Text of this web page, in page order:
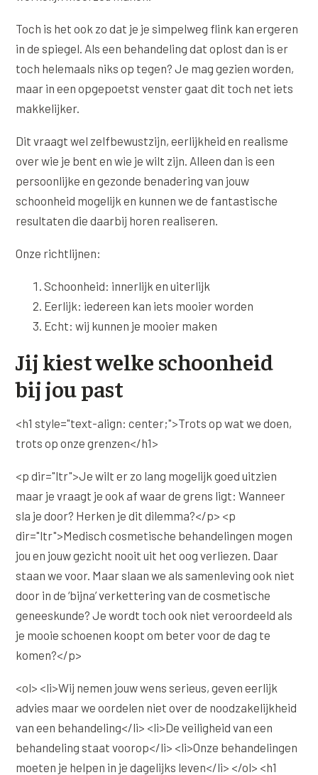
Toch is het ook zo dat je je simpelweg flink kan ergeren
in de spiegel. Als een behandeling dat oplost dan is er
toch helemaals niks op tegen? Je mag gezien worden,
maar in een opgepoetst venster gaat dit toch net iets
makkelijker.
Dit vraagt wel zelfbewustzijn, eerlijkheid en realisme
over wie je bent en wie je wilt zijn. Alleen dan is een
persoonlijke en gezonde benadering van jouw
schoonheid mogelijk en kunnen we de fantastische
resultaten die daarbij horen realiseren.
Onze richtlijnen:
Schoonheid: innerlijk en uiterlijk
Eerlijk: iedereen kan iets mooier worden
Echt: wij kunnen je mooier maken
Jij kiest welke schoonheid
bij jou past
<h1 style="text-align: center;">Trots op wat we doen,
trots op onze grenzen</h1>
<p dir="ltr">Je wilt er zo lang mogelijk goed uitzien
maar je vraagt je ook af waar de grens ligt: Wanneer
sla je door? Herken je dit dilemma?</p> <p
dir="ltr">Medisch cosmetische behandelingen mogen
jou en jouw gezicht nooit uit het oog verliezen. Daar
staan we voor. Maar slaan we als samenleving ook niet
door in de ‘bijna’ verkettering van de cosmetische
geneeskunde? Je wordt toch ook niet veroordeeld als
je mooie schoenen koopt om beter voor de dag te
komen?</p>
<ol> <li>Wij nemen jouw wens serieus, geven eerlijk
advies maar we oordelen niet over de noodzakelijkheid
van een behandeling</li> <li>De veiligheid van een
behandeling staat voorop</li> <li>Onze behandelingen
moeten je helpen in je dagelijks leven</li> </ol> <h1